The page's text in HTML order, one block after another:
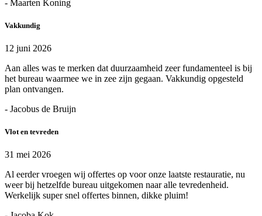
- Maarten Koning
Vakkundig
12 juni 2026
Aan alles was te merken dat duurzaamheid zeer fundamenteel is bij
het bureau waarmee we in zee zijn gegaan. Vakkundig opgesteld
plan ontvangen.
- Jacobus de Bruijn
Vlot en tevreden
31 mei 2026
Al eerder vroegen wij offertes op voor onze laatste restauratie, nu
weer bij hetzelfde bureau uitgekomen naar alle tevredenheid.
Werkelijk super snel offertes binnen, dikke pluim!